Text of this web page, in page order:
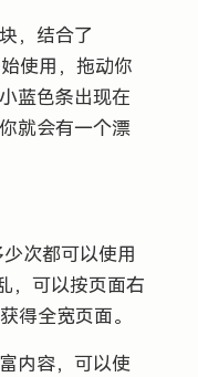
，结合了
使用，拖动你
蓝色条出现在
就会有一个漂
次都可以使用
，可以按页面右
得全宽页面。
内容，可以使